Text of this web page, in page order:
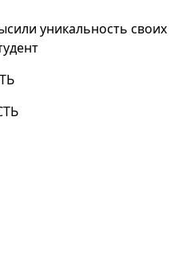
уникальность своих